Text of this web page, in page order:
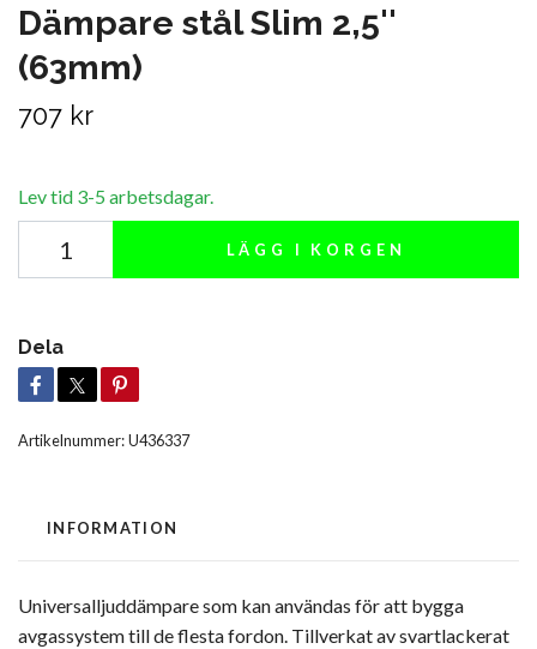
Dämpare stål Slim 2,5''
(63mm)
707 kr
Lev tid 3-5 arbetsdagar.
LÄGG I KORGEN
Dela
Artikelnummer:U436337
INFORMATION
Universalljuddämpare som kan användas för att bygga
avgassystem till de flesta fordon. Tillverkat av svartlackerat